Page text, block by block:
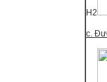
H2
c.